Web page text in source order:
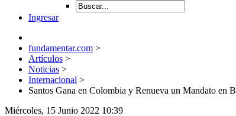
Ingresar
fundamentar.com >
Artículos >
Noticias >
Internacional >
Santos Gana en Colombia y Renueva un Mandato en
Miércoles, 15 Junio 2022 10:39